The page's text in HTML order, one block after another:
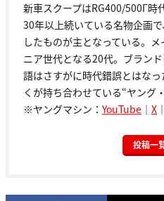
新車スクープはRG400/500Γ時
30年以上続いている名物企画
したものが主となっている。
ニア世代となる20代。ブラン
語はさすがに時代錯誤とはな
くが持ち合わせている“ヤング
※ヤングマシン： YouTube ｜ X ｜
投稿一